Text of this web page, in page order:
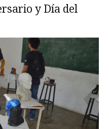
y Día del